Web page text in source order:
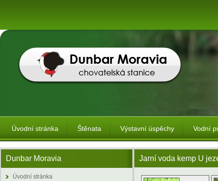
Úvodní stránka Štěnata Výstavní úspěchy Vodní
Dunbar Moravia
Úvodní stránka
Jarní voda kemp U